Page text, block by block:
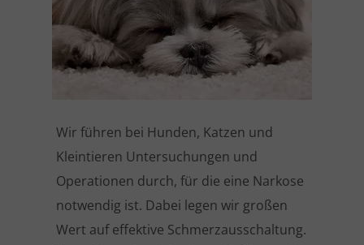
Wir führen bei Hunden, Katzen und
Kleintieren Untersuchungen und
Operationen durch, für die eine Narkose
notwendig ist. Dabei legen wir großen
Wert auf effektive Schmerzausschaltung.